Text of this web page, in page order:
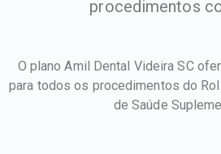
procedimentos
O plano Amil Dental Videira SC
para todos os procedimentos do
de Saúde